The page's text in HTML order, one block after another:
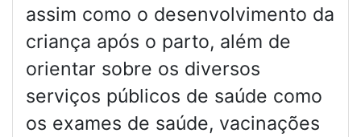
assim como o desenvolvimento da
criança após o parto, além de
orientar sobre os diversos
serviços públicos de saúde como
os exames de saúde, vacinações